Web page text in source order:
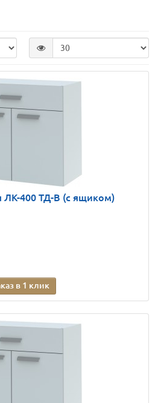
ЛК-400 ТД-В (с ящиком)
в 1 клик